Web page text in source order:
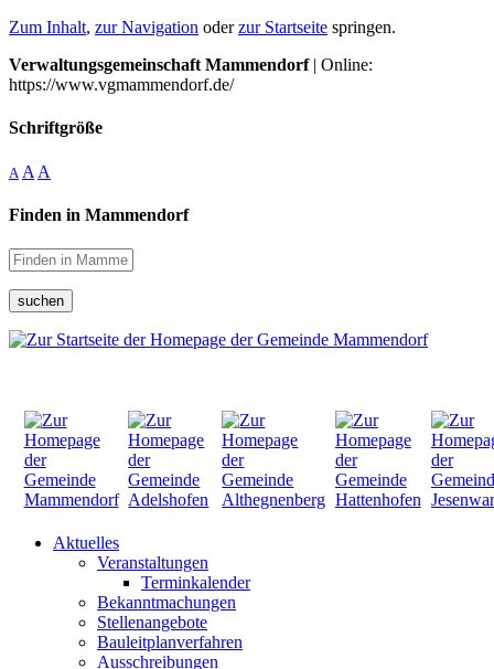
Zum Inhalt, zur Navigation oderzur Startseite springen.
Verwaltungsgemeinschaft Mammendorf| Online:
https://www.vgmammendorf.de/
Schriftgröße
A A A
Finden in Mammendorf
suchen
Aktuelles
Veranstaltungen
Terminkalender
Bekanntmachungen
Stellenangebote
Bauleitplanverfahren
Ausschreibungen